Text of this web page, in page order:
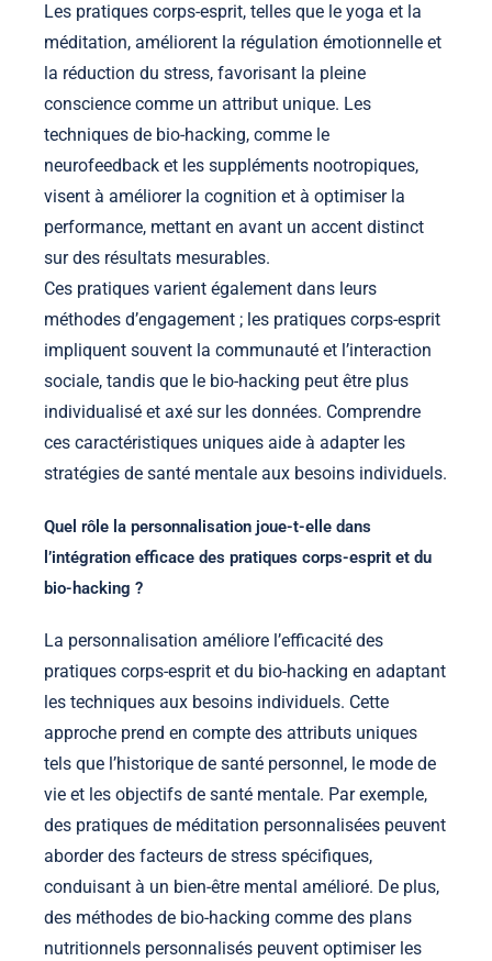
Les pratiques corps-esprit, telles que le yoga et la
méditation, améliorent la régulation émotionnelle et
la réduction du stress, favorisant la pleine
conscience comme un attribut unique. Les
techniques de bio-hacking, comme le
neurofeedback et les suppléments nootropiques,
visent à améliorer la cognition et à optimiser la
performance, mettant en avant un accent distinct
sur des résultats mesurables.
Ces pratiques varient également dans leurs
méthodes d’engagement ; les pratiques corps-esprit
impliquent souvent la communauté et l’interaction
sociale, tandis que le bio-hacking peut être plus
individualisé et axé sur les données. Comprendre
ces caractéristiques uniques aide à adapter les
stratégies de santé mentale aux besoins individuels.
Quel rôle la personnalisation joue-t-elle dans
l’intégration efficace des pratiques corps-esprit et du
bio-hacking ?
La personnalisation améliore l’efficacité des
pratiques corps-esprit et du bio-hacking en adaptant
les techniques aux besoins individuels. Cette
approche prend en compte des attributs uniques
tels que l’historique de santé personnel, le mode de
vie et les objectifs de santé mentale. Par exemple,
des pratiques de méditation personnalisées peuvent
aborder des facteurs de stress spécifiques,
conduisant à un bien-être mental amélioré. De plus,
des méthodes de bio-hacking comme des plans
nutritionnels personnalisés peuvent optimiser les